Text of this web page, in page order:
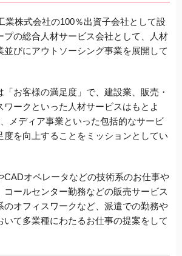
業株式会社の100％出資子会社として設
プの総合人材サービス会社として、人材
並びにアウトソーシング事業を展開して
お客様の満足度」で、建設業、販売・
ワークといった人材サービスはもとよ
メディア事業といった包括的なサービ
度を向上することをミッションとしてい
CADオペレータなどの技術系のお仕事や
コールセンター勤務などの販売サービス
のオフィスワークなど、派遣での勤務や
いて多業種にわたるお仕事の提案をして